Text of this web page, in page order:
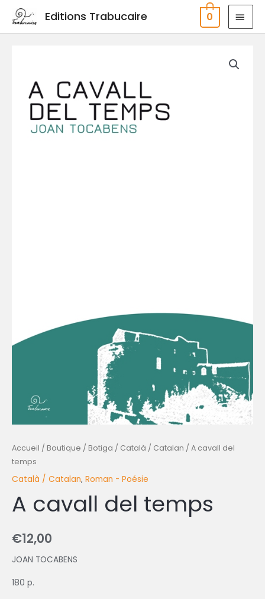
contenu
Editions Trabucaire 0
Accueil / Boutique / Botiga / Català / Catalan / A cavall del
temps
Català / Catalan, Roman - Poésie
A cavall del temps
€12,00
JOAN TOCABENS
180 p.
cavall
temps